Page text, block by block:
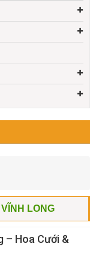
LONG
– Hoa Cưới &